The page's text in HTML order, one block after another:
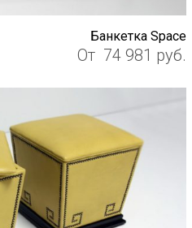
Банкетка Space
От 74 981 руб.